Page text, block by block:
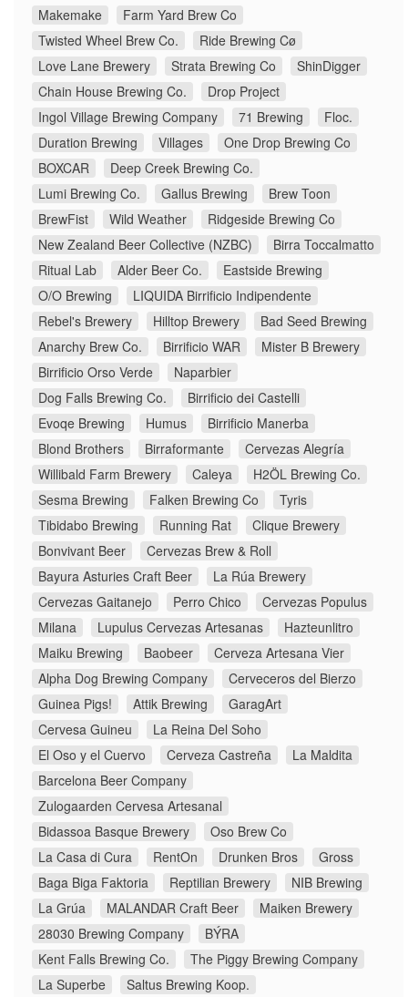
Makemake
Farm Yard Brew Co
Twisted Wheel Brew Co.
Ride Brewing Cø
Love Lane Brewery
Strata Brewing Co
ShinDigger
Chain House Brewing Co.
Drop Project
Ingol Village Brewing Company
71 Brewing
Floc.
Duration Brewing
Villages
One Drop Brewing Co
BOXCAR
Deep Creek Brewing Co.
Lumi Brewing Co.
Gallus Brewing
Brew Toon
BrewFist
Wild Weather
Ridgeside Brewing Co
New Zealand Beer Collective (NZBC)
Birra Toccalmatto
Ritual Lab
Alder Beer Co.
Eastside Brewing
O/O Brewing
LIQUIDA Birrificio Indipendente
Rebel's Brewery
Hilltop Brewery
Bad Seed Brewing
Anarchy Brew Co.
Birrificio WAR
Mister B Brewery
Birrificio Orso Verde
Naparbier
Dog Falls Brewing Co.
Birrificio dei Castelli
Evoqe Brewing
Humus
Birrificio Manerba
Blond Brothers
Birraformante
Cervezas Alegría
Willibald Farm Brewery
Caleya
H2ÖL Brewing Co.
Sesma Brewing
Falken Brewing Co
Tyris
Tibidabo Brewing
Running Rat
Clique Brewery
Bonvivant Beer
Cervezas Brew & Roll
Bayura Asturies Craft Beer
La Rúa Brewery
Cervezas Gaitanejo
Perro Chico
Cervezas Populus
Milana
Lupulus Cervezas Artesanas
Hazteunlitro
Maiku Brewing
Baobeer
Cerveza Artesana Vier
Alpha Dog Brewing Company
Cerveceros del Bierzo
Guinea Pigs!
Attik Brewing
GaragArt
Cervesa Guineu
La Reina Del Soho
El Oso y el Cuervo
Cerveza Castreña
La Maldita
Barcelona Beer Company
Zulogaarden Cervesa Artesanal
Bidassoa Basque Brewery
Oso Brew Co
La Casa di Cura
RentOn Drunken Bros
Gross
Baga Biga Faktoria
Reptilian Brewery
NIB Brewing
La Grúa
MALANDAR Craft Beer
Maiken Brewery
28030 Brewing Company
BÝRA
Kent Falls Brewing Co.
The Piggy Brewing Company
La Superbe
Saltus Brewing Koop.